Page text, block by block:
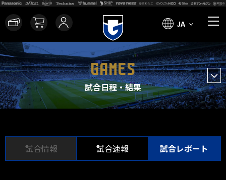
JA
GAMES
試合日程・結果
試合情報 試合速報 試合レポート